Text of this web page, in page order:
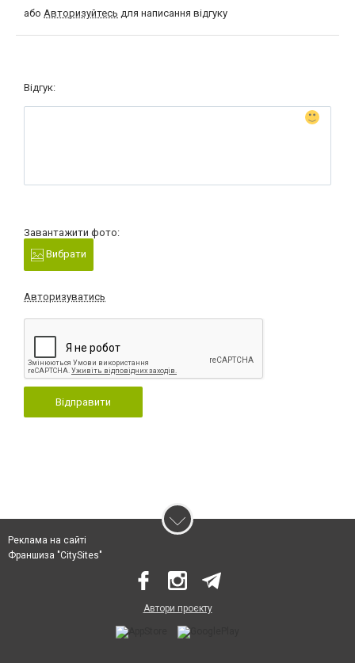
або Авторизуйтесь для написання відгуку
Відгук:
Завантажити фото:
Вибрати
Авторизуватись
Відправити
Реклама на сайті
Франшиза "CitySites"
Автори проєкту